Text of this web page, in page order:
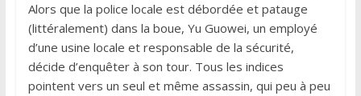
Alors que la police locale est débordée et patauge
(littéralement) dans la boue, Yu Guowei, un employé
d’une usine locale et responsable de la sécurité,
décide d’enquêter à son tour. Tous les indices
pointent vers un seul et même assassin, qui peu à peu